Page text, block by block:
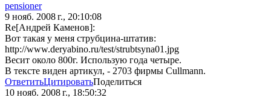
pensioner
9 нояб. 2008 г., 20:10:08
Re[Андрей Каменов]:
Вот такая у меня струбцина-штатив:
http://www.deryabino.ru/test/strubtsyna01.jpg
Весит около 800г. Использую года четыре.
В тексте виден артикул, - 2703 фирмы Cullmann.
ОтветитьЦитироватьПоделиться
10 нояб. 2008 г., 18:50:32